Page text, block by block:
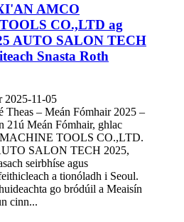
AMCO
CO.,LTD ag
AUTO SALON TECH
Snasta Roth
2025-11-05
Theas – Meán Fómhair 2025 –
21ú Meán Fómhair, ghlac
TOOLS CO.,LTD.
SALON TECH 2025,
seirbhíse agus
a tionóladh i Seoul.
go bródúil a Meaisín
cinn...